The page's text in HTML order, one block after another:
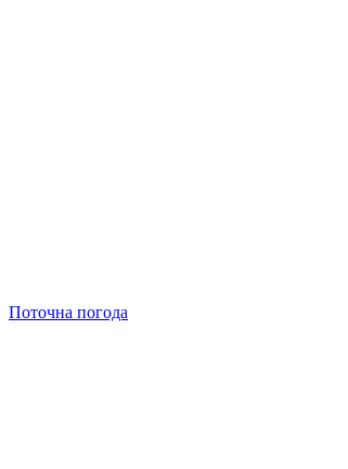
Поточна погода